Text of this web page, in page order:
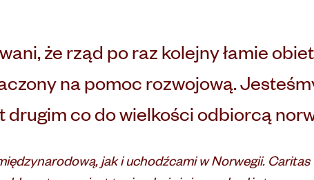
że rząd po raz kolejny łamie
na pomoc rozwojową.
drugim co do wielkości odbiorcą
jak i uchodźcami w Norwegii.